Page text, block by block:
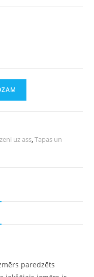
uz ass,Tapas un
paredzēts